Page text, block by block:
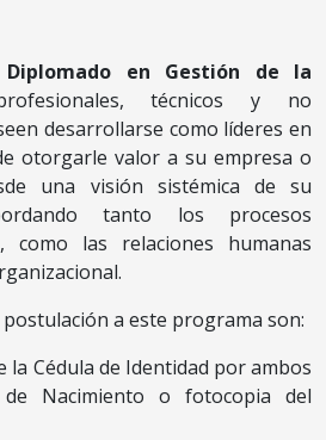
Diplomado en Gestión de la
técnicos y no
desarrollarse como líderes en
otorgarle valor a su empresa o
una visión sistémica de su
tanto los procesos
como las relaciones humanas
a este programa son:
la Cédula de Identidad por ambos
de Nacimiento o fotocopia del